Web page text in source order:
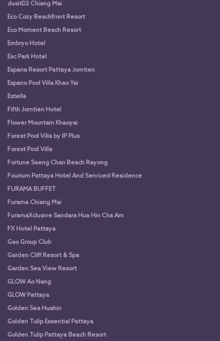
dusitD2 Chiang Mai
Eco Cozy Beachfront Resort
Eco Moment Beach Resort
Embryo Hotel
Esc Park Hotel
Espana Resort Pattaya Jomtien
Espano Pool Villa Khao Yai
Estella
Fifth Jomtien Hotel
Flower Mountain Khaoyai
Forest Pool Villa by IP Plus
Forest Pool Villa
Fortune Saeng Chan Beach Rayong
Fourium Pattaya Hotel And Serviced Residence
FURAMA BUFFET
Furama Chiang Mai
FuramaXclusive Sandara Hua Hin Cha Am
FX Hotel Pattaya
Gao Group Club
Garden Cliff Resort & Spa
Garden Sea View Resort
GLOW Ao Nang
GLOW Pattaya
Golden Sea Huahin
Golden Tulip Essential Pattaya
Golden Tulip Pattaya Beach Resort